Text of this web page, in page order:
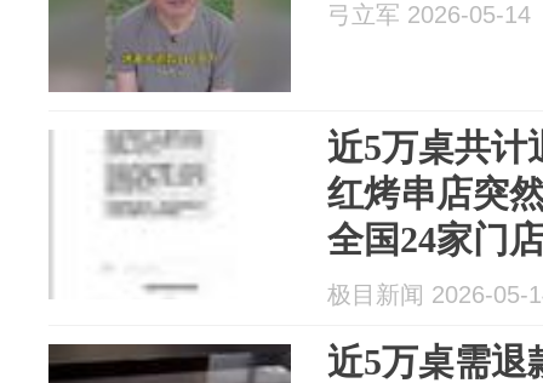
弓立军 2026-05-14
近5万桌共计
红烤串店突
全国24家门
极目新闻 2026-05-
近5万桌需退